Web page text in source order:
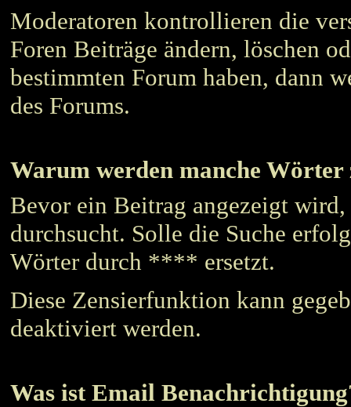
Moderatoren kontrollieren die
Foren Beiträge ändern, löschen
bestimmten Forum haben, dann
des Forums.
Warum werden manche Wörter
Bevor ein Beitrag angezeigt
durchsucht. Solle die Suche
Wörter durch **** ersetzt.
Diese Zensierfunktion kann
deaktiviert werden.
Was ist Email